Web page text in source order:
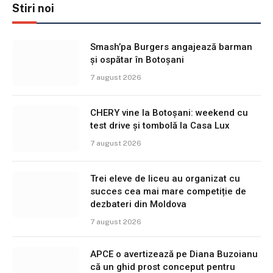
Stiri noi
Smash’pa Burgers angajează barman
și ospătar în Botoșani
7 august 2026
CHERY vine la Botoșani: weekend cu
test drive și tombolă la Casa Lux
7 august 2026
Trei eleve de liceu au organizat cu
succes cea mai mare competiție de
dezbateri din Moldova
7 august 2026
APCE o avertizează pe Diana Buzoianu
că un ghid prost conceput pentru